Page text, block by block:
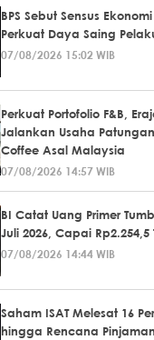
BPS Sebut Sensus
Perkuat Daya Saing
07/08/2026 15:02 WIB
Perkuat Portofolio F&B,
Jalankan Usaha
Coffee Asal Malaysia
07/08/2026 14:57 WIB
BI Catat Uang Primer
Juli 2026, Capai Rp2.254,5
07/08/2026 14:44 WIB
Saham ISAT Melesat 16
hingga Rencana